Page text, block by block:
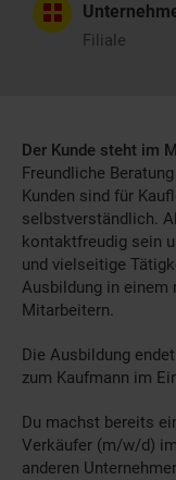
Filiale
Der Kunde steht im
Freundliche
Kunden sind für
selbstverständlich.
kontaktfreudig sein
und vielseitige
Ausbildung in einem
Mitarbeitern.
Die Ausbildung
zum Kaufmann im
Du machst bereits
Verkäufer (m/w/d)
anderen